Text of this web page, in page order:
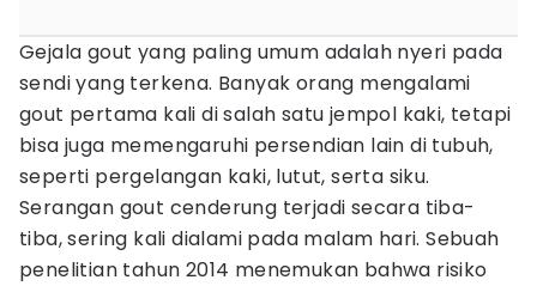
Gejala gout yang paling umum adalah nyeri pada
sendi yang terkena. Banyak orang mengalami
gout pertama kali di salah satu jempol kaki, tetapi
bisa juga memengaruhi persendian lain di tubuh,
seperti pergelangan kaki, lutut, serta siku.
Serangan gout cenderung terjadi secara tiba-
tiba, sering kali dialami pada malam hari. Sebuah
penelitian tahun 2014 menemukan bahwa risiko